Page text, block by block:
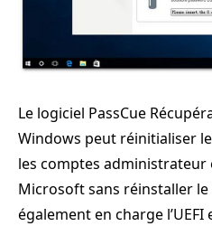
Le logiciel PassCue
Windows peut réinitialiser
les comptes administrateur
Microsoft sans réinstaller
également en charge l’UEFI